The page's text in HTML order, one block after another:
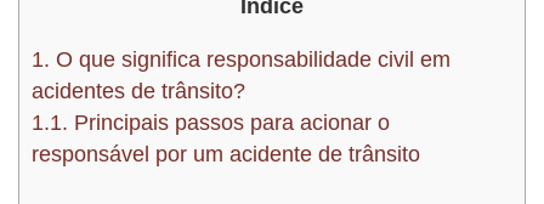
Índice
1. O que significa responsabilidade civil em
acidentes de trânsito?
1.1. Principais passos para acionar o
responsável por um acidente de trânsito